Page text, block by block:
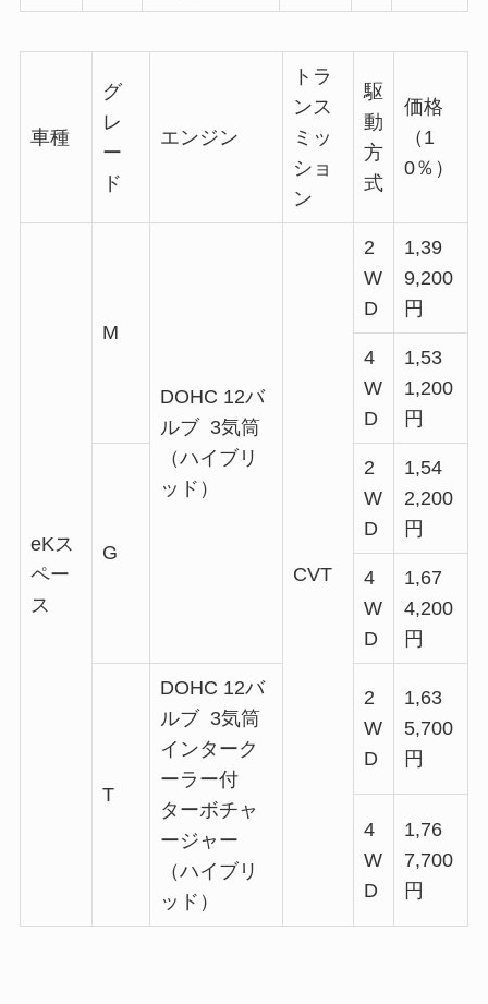
車種
グ
レ
ー
ド
エンジン
トラ
ンス
ミッ
ショ
ン
駆
動
方
式
価格
（1
0％）
eKス
ペー
ス
M
DOHC 12バ
ルブ 3気筒
（ハイブリ
ッド）
CVT
2
W
D
1,39
9,200
円
4
W
D
1,53
1,200
円
G
2
W
D
1,54
2,200
円
4
W
D
1,67
4,200
円
T
DOHC 12バ
ルブ 3気筒
インターク
ーラー付
ターボチャ
ージャー
（ハイブリ
ッド）
2
W
D
1,63
5,700
円
4
W
D
1,76
7,700
円